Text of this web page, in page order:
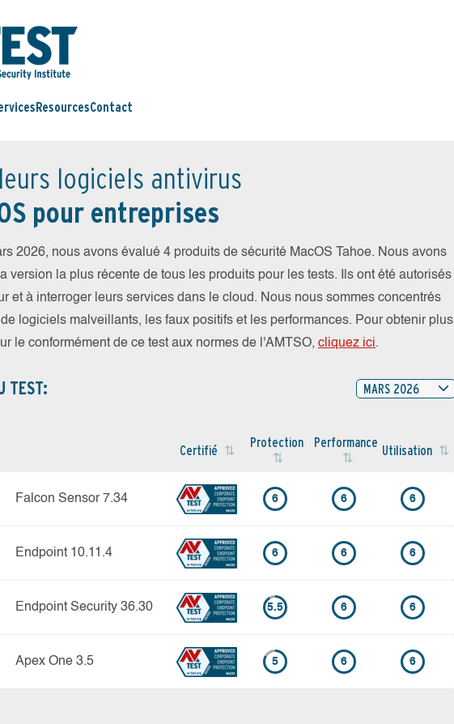
ResourcesContact
logiciels antivirus
pour entreprises
2026, nous avons évalué 4 produits de sécurité MacOS Tahoe. Nous avons
version la plus récente de tous les produits pour les tests. Ils ont été autorisés
et à interroger leurs services dans le cloud. Nous nous sommes concentrés
logiciels malveillants, les faux positifs et les performances. Pour obtenir plus
le conformément de ce test aux normes de l'AMTSO, cliquez ici.
TEST: MARS 2026
Certifié Protection Performance Utilisation
Falcon Sensor 7.34 6 6 6
Endpoint 10.11.4 6 6 6
Endpoint Security 36.30 5.5 6 6
Apex One 3.5 5 6 6